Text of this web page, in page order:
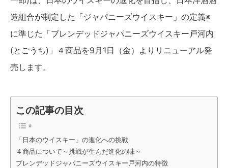
造組合が制定した「ジャパニーズウイスキー」の定義※
に準じた「ブレンデッドジャパニーズウイスキー戸河内
(とごうち)」４商品を9月1日（金）よりリニューアル発
売します。
この記事の目次
「日本のウイスキー」の進化への挑戦
４商品について～挑戦が生んだ進化の味～
ブレンデッドジャパニーズウイスキー戸河内の特徴